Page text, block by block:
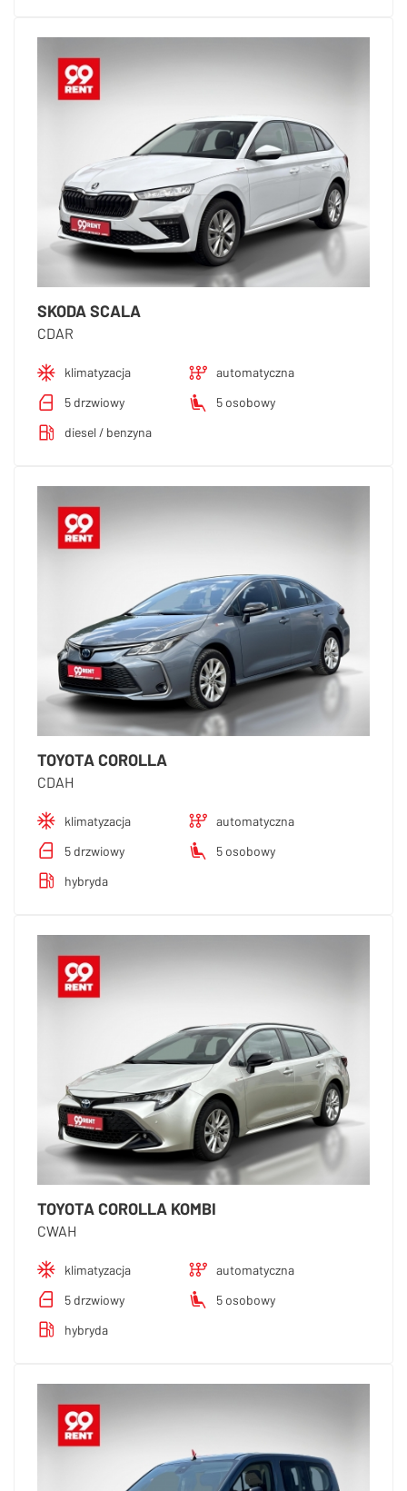
SKODA SCALA
CDAR
klimatyzacja
automatyczna
5 drzwiowy
5 osobowy
diesel / benzyna
TOYOTA COROLLA
CDAH
klimatyzacja
automatyczna
5 drzwiowy
5 osobowy
hybryda
TOYOTA COROLLA KOMBI
CWAH
klimatyzacja
automatyczna
5 drzwiowy
5 osobowy
hybryda